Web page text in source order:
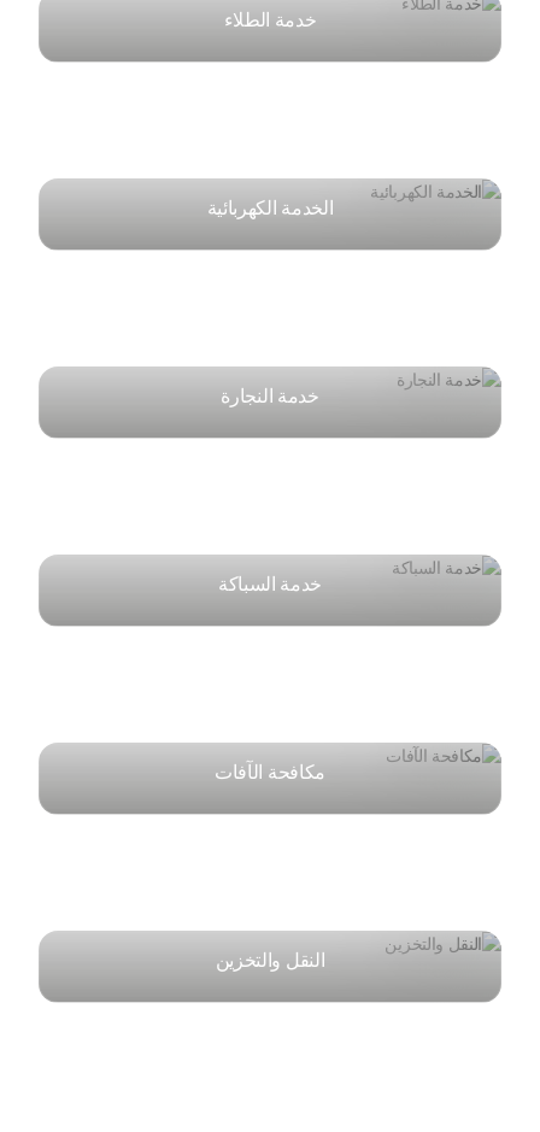
خدمة الطلاء
الخدمة الكهربائية
خدمة النجارة
خدمة السباكة
مكافحة الآفات
النقل والتخزين